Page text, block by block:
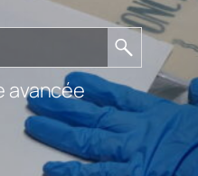
avancée